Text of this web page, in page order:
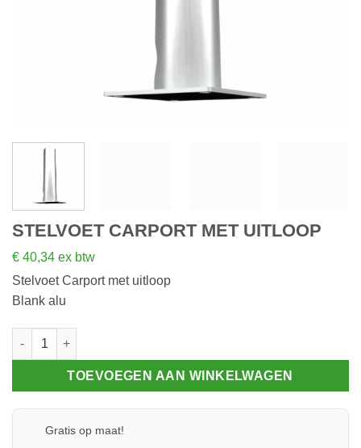
STELVOET CARPORT MET UITLOOP
€ 40,34 ex btw
Stelvoet Carport met uitloop
Blank alu
Stelvoet Carport met uitloop aantal
TOEVOEGEN AAN WINKELWAGEN
Gratis op maat!